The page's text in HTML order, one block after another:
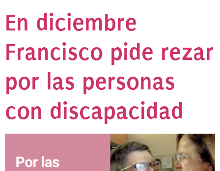
En diciembre
Francisco pide rezar
por las personas
con discapacidad